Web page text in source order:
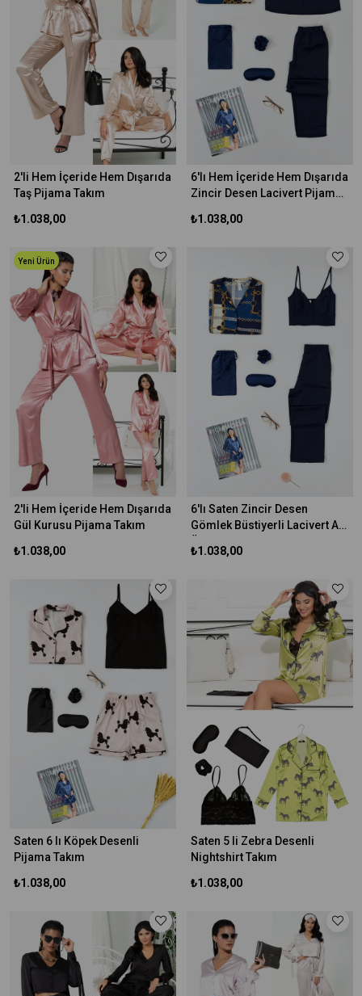
2'li Hem İçeride Hem Dışarıda
Taş Pijama Takım
₺1.038,00
6'lı Hem İçeride Hem Dışarıda
Zincir Desen Lacivert Pijama
₺1.038,00
2'li Hem İçeride Hem Dışarıda
Gül Kurusu Pijama Takım
Yeni Ürün
₺1.038,00
6'lı Saten Zincir Desen
Gömlek Büstiyerli Lacivert Alt
₺1.038,00
Saten 6 lı Köpek Desenli
Pijama Takım
₺1.038,00
Saten 5 li Zebra Desenli
Nightshirt Takım
₺1.038,00